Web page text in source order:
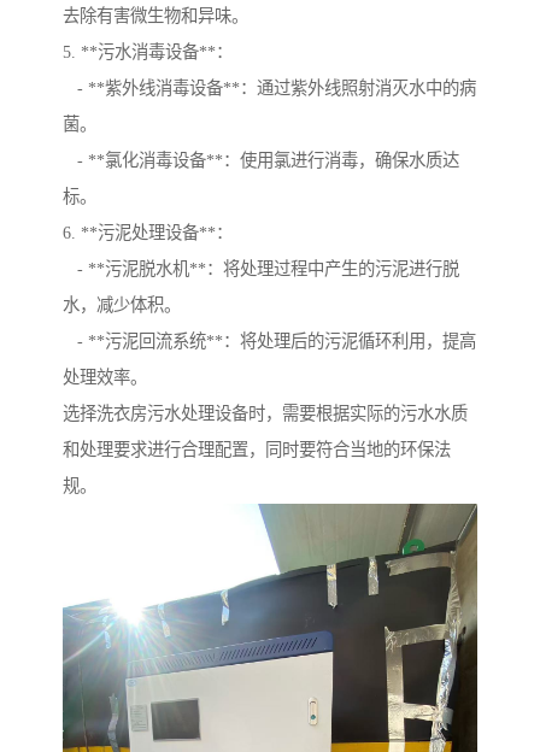
去除有害微生物和异味。
5. **污水消毒设备**：
- **紫外线消毒设备**：通过紫外线照射消灭水中的病
菌。
- **氯化消毒设备**：使用氯进行消毒，确保水质达
标。
6. **污泥处理设备**：
- **污泥脱水机**：将处理过程中产生的污泥进行脱
水，减少体积。
- **污泥回流系统**：将处理后的污泥循环利用，提高
处理效率。
选择洗衣房污水处理设备时，需要根据实际的污水水质
和处理要求进行合理配置，同时要符合当地的环保法
规。